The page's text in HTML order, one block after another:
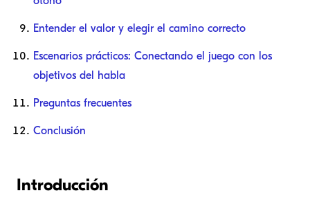
Entender el valor y elegir el camino correcto
Escenarios prácticos: Conectando el juego con los
objetivos del habla
Preguntas frecuentes
Conclusión
Introducción